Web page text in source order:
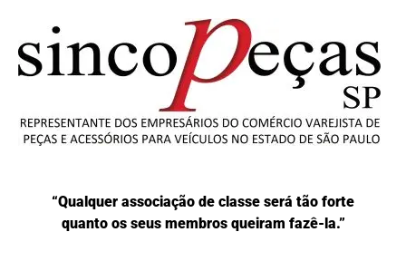
“Qualquer associação de classe será tão forte
quanto os seus membros queiram fazê-la.”